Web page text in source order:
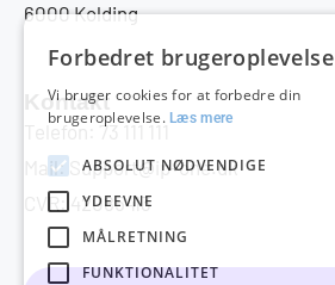
6000 Kolding
Kontakt
Telefon: 73 111 111
Mail: Support@ip-one.dk
CVR: 42085413
Forbedret brugeroplevelse
Vi bruger cookies for at forbedre din
brugeroplevelse.Læs mere
ABSOLUT NØDVENDIGE
YDEEVNE
MÅLRETNING
FUNKTIONALITET